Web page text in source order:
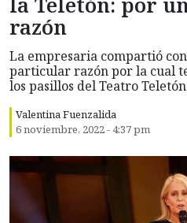
razón
La empresaria compartió
particular razón por la cual
los pasillos del Teatro
Valentina Fuenzalida
6 noviembre, 2022 - 4:37 pm